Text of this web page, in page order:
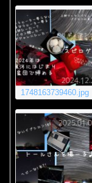
1748163739460.jpg